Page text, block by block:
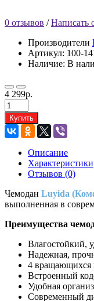
0 отзывов /Написать
Производители
Артикул: 100-
Наличие: В
4 299р.
Купить
Описание
Характеристики
Отзывов (0)
Чемодан Luyida
выполненная в
Преимущества
Влагостойкий,
Надежная,
4 вращающихся
Встроенный
Удобная
Современный